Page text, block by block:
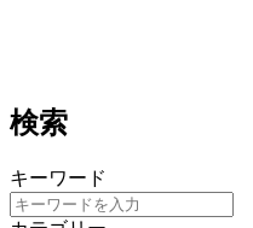
検索
キーワード